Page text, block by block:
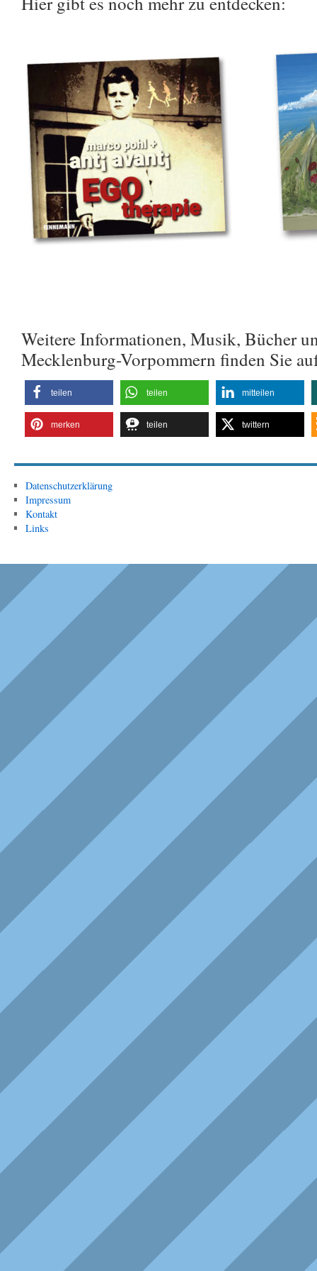
Weitere Informationen, Musik, Bücher
Mecklenburg-Vorpommern finden Sie
teilen teilen mitteilen
merken teilen twittern
Datenschutzerklärung
Impressum
Kontakt
Links